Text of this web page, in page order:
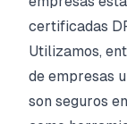
certificadas
Utilizamos,
de empresas
son seguros